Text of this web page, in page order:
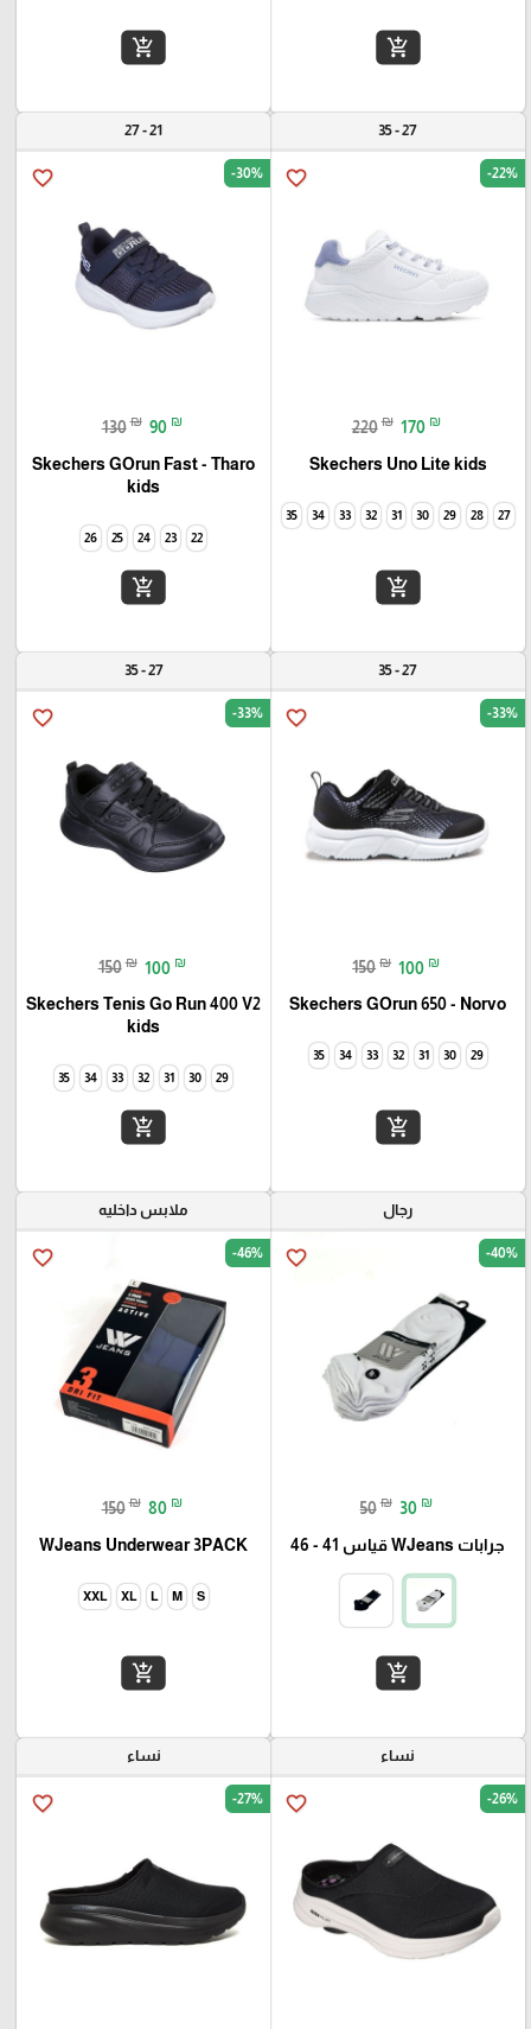
add_shopping_cart
add_shopping_cart
27 - 35
favorite_border -22%
220 ₪ 170 ₪
Skechers Uno Lite kids
27
28
29
30
31
32
33
34
35
add_shopping_cart
21 - 27
favorite_border -30%
130 ₪ 90 ₪
Skechers GOrun Fast - Tharo
kids
22
23
24
25
26
add_shopping_cart
27 - 35
favorite_border -33%
150 ₪ 100 ₪
Skechers GOrun 650 - Norvo
29
30
31
32
33
34
35
add_shopping_cart
27 - 35
favorite_border -33%
150 ₪ 100 ₪
Skechers Tenis Go Run 400 V2
kids
29
30
31
32
33
34
35
add_shopping_cart
رجال
favorite_border -40%
50 ₪ 30 ₪
جرابات WJeans قياس 41 - 46
add_shopping_cart
ملابس داخليه
favorite_border -46%
150 ₪ 80 ₪
WJeans Underwear 3PACK
S
M
L
XL
XXL
add_shopping_cart
نساء
favorite_border -26%
نساء
favorite_border -27%